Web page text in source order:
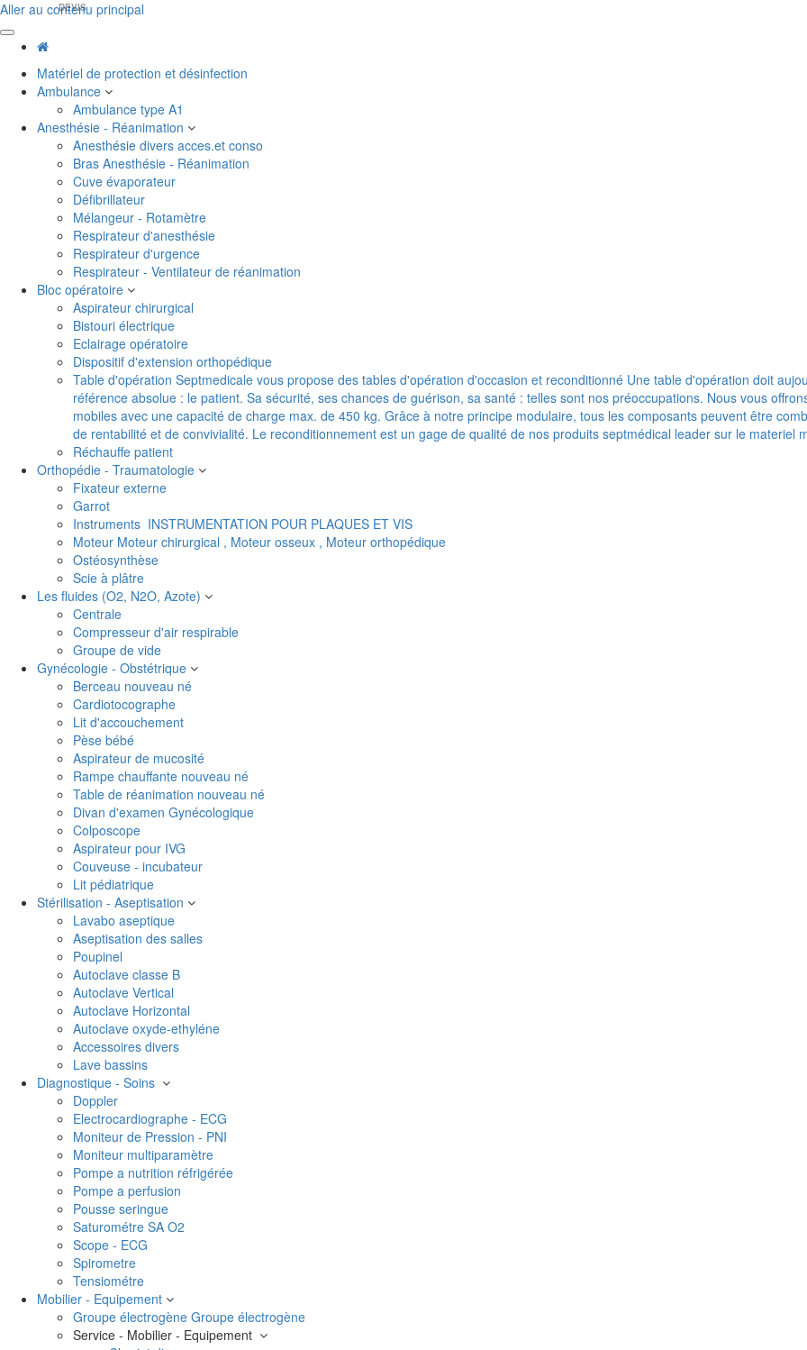
Aller au contenu principal
Matériel de protection et désinfection
Ambulance
Ambulance type A1
Anesthésie - Réanimation
Anesthésie divers acces.et conso
Bras Anesthésie - Réanimation
Cuve évaporateur
Défibrillateur
Mélangeur - Rotamètre
Respirateur d'anesthésie
Respirateur d'urgence
Respirateur - Ventilateur de réanimation
Bloc opératoire
Aspirateur chirurgical
Bistouri électrique
Eclairage opératoire
Dispositif d'extension orthopédique
Table d'opération Septmedicale vous propose des tables d'opération d'occasion et reconditionné Une table d'opération doit
référence absolue : le patient. Sa sécurité, ses chances de guérison, sa santé : telles sont nos préoccupations. Nous vous
mobiles avec une capacité de charge max. de 450 kg. Grâce à notre principe modulaire, tous les composants peuvent être
de rentabilité et de convivialité. Le reconditionnement est un gage de qualité de nos produits septmédical leader sur le materiel
Réchauffe patient
Orthopédie - Traumatologie
Fixateur externe
Garrot
Instruments INSTRUMENTATION POUR PLAQUES ET VIS
Moteur Moteur chirurgical , Moteur osseux , Moteur orthopédique
Ostéosynthèse
Scie à plâtre
Les fluides (O2, N2O, Azote)
Centrale
Compresseur d'air respirable
Groupe de vide
Gynécologie - Obstétrique
Berceau nouveau né
Cardiotocographe
Lit d'accouchement
Pèse bébé
Aspirateur de mucosité
Rampe chauffante nouveau né
Table de réanimation nouveau né
Divan d'examen Gynécologique
Colposcope
Aspirateur pour IVG
Couveuse - incubateur
Lit pédiatrique
Stérilisation - Aseptisation
Lavabo aseptique
Aseptisation des salles
Poupinel
Autoclave classe B
Autoclave Vertical
Autoclave Horizontal
Autoclave oxyde-ethyléne
Accessoires divers
Lave bassins
Diagnostique - Soins
Doppler
Electrocardiographe - ECG
Moniteur de Pression - PNI
Moniteur multiparamètre
Pompe a nutrition réfrigérée
Pompe a perfusion
Pousse seringue
Saturométre SA O2
Scope - ECG
Spirometre
Tensiométre
Mobilier - Equipement
Groupe électrogène Groupe électrogène
Service - Mobilier - Equipement
DEVIS